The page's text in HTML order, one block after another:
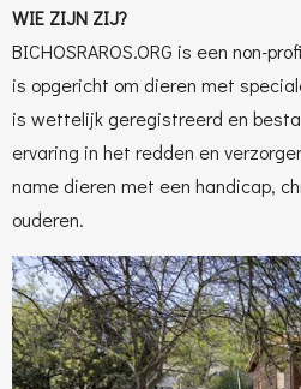
WIE ZIJN ZIJ?
BICHOSRAROS.ORG is een non-
is opgericht om dieren met
is wettelijk geregistreerd en
ervaring in het redden en
name dieren met een handicap,
ouderen.